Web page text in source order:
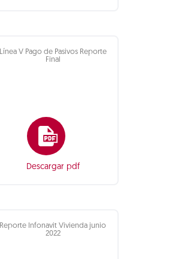
Línea V Pago de Pasivos Reporte
Final
Descargar pdf
Reporte Infonavit Vivienda junio
2022